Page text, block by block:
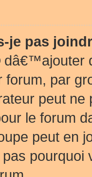
je pas
par
peut
le forum
peut en
pourquoi